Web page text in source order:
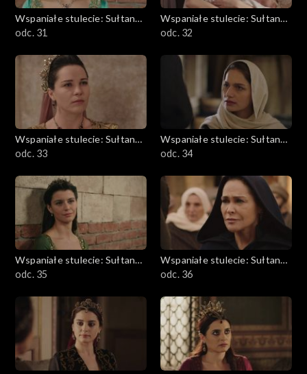
Wspaniałe stulecie: Sułtanka
Kösem
odc. 31
Wspaniałe stulecie: Sułtanka
Kösem
odc. 32
Wspaniałe stulecie: Sułtanka
Kösem
odc. 33
Wspaniałe stulecie: Sułtanka
Kösem
odc. 34
Wspaniałe stulecie: Sułtanka
Kösem
odc. 35
Wspaniałe stulecie: Sułtanka
Kösem
odc. 36